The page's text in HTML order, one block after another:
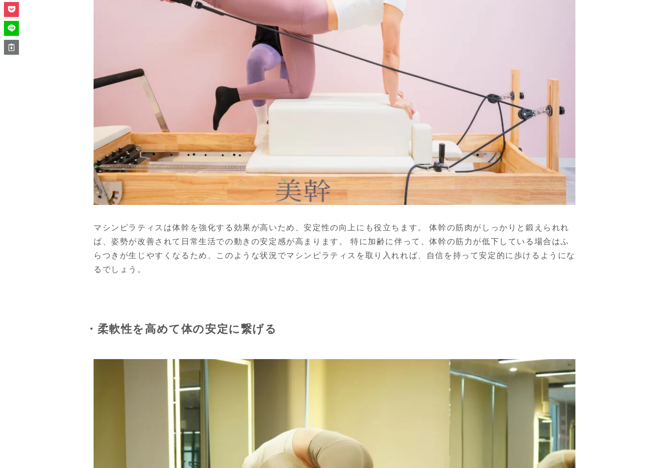
マシンピラティスは体幹を強化する効果が高いため、安定性の向上にも役立ちます。 体幹の筋肉がしっかりと鍛えられれ
ば、姿勢が改善されて日常生活での動きの安定感が高まります。 特に加齢に伴って、体幹の筋力が低下している場合はふ
らつきが生じやすくなるため、このような状況でマシンピラティスを取り入れれば、自信を持って安定的に歩けるようにな
るでしょう。
・柔軟性を高めて体の安定に繋げる